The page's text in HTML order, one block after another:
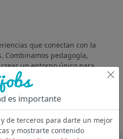
que conectan con la
Combinamos pedagogía,
un entorno único para
está en un momento clave
Oferta desactivada
es importante
de terceros para darte un mejor
y mostrarte contenido